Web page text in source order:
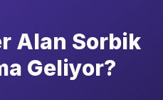
Alan Sorbik
Geliyor?